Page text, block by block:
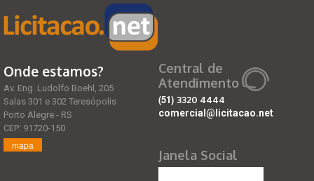
Onde estamos?
Av. Eng. Ludolfo Boehl, 205
Salas 301 e 302 Teresópolis
Porto Alegre - RS
CEP: 91720-150
mapa
Central de
Atendimento
(51) 3320 4444
comercial@licitacao.net
Janela Social